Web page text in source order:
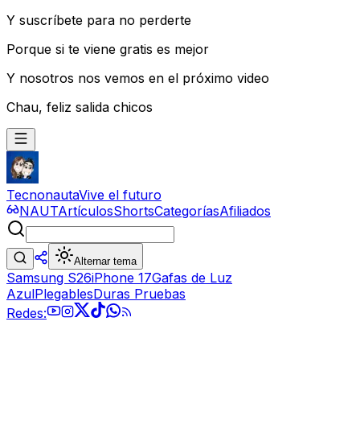
Y suscríbete para no perderte
Porque si te viene gratis es mejor
Y nosotros nos vemos en el próximo video
Chau, feliz salida chicos
TecnonautaVive el futuro
NAUTArtículosShortsCategoríasAfiliados
Alternar tema
Samsung S26iPhone 17Gafas de Luz
AzulPlegablesDuras Pruebas
Redes: